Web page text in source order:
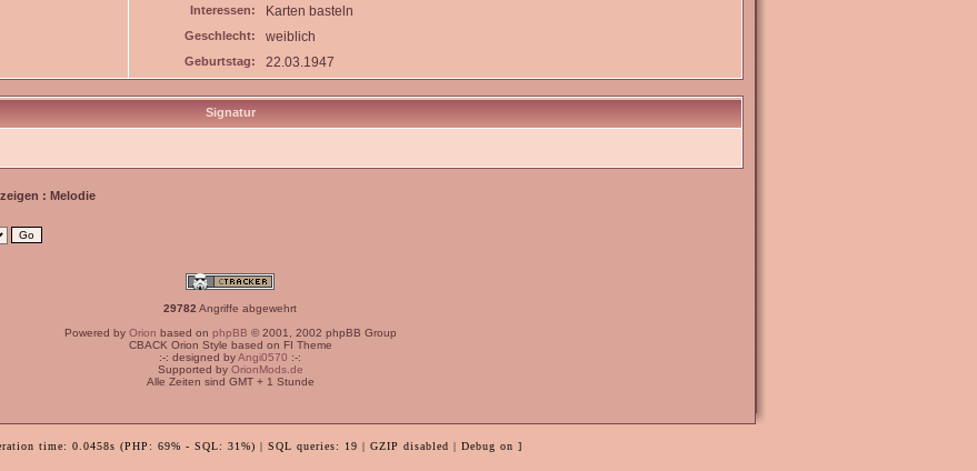
Interessen: Karten basteln
Geschlecht: weiblich
Geburtstag: 22.03.1947
Signatur
: Melodie
29782 Angriffe abgewehrt
Powered by Orion based on phpBB © 2001, 2002 phpBB Group
CBACK Orion Style based on FI Theme
:-: designed byAngi0570 :-:
Supported by OrionMods.de
Alle Zeiten sind GMT + 1 Stunde
time: 0.0458s (PHP: 69% - SQL: 31%) | SQL queries: 19 | GZIP disabled | Debug on ]